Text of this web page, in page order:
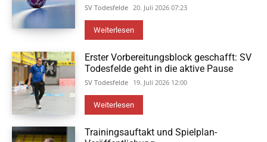
SV Todesfelde 20. Juli 2026 07:23
Weiterlesen
Erster Vorbereitungsblock geschafft: SV
Todesfelde geht in die aktive Pause
SV Todesfelde 19. Juli 2026 12:00
Weiterlesen
Trainingsauftakt und Spielplan-